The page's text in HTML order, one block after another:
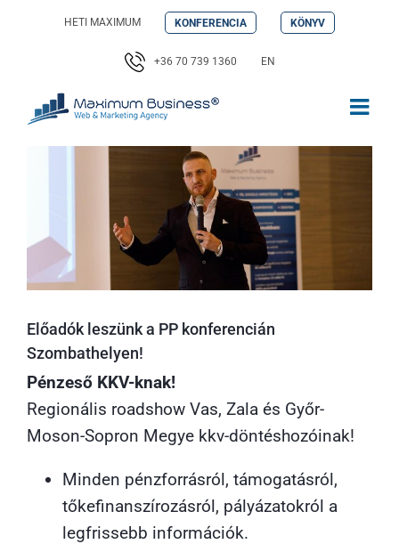
HETI MAXIMUM KONFERENCIA KÖNYV
+36 70 739 1360 EN
Előadók leszünk a PP konferencián
Szombathelyen!
Pénzeső KKV-knak!
Regionális roadshow Vas, Zala és Győr-
Moson-Sopron Megye kkv-döntéshozóinak!
Minden pénzforrásról, támogatásról,
tőkefinanszírozásról, pályázatokról a
legfrissebb információk.